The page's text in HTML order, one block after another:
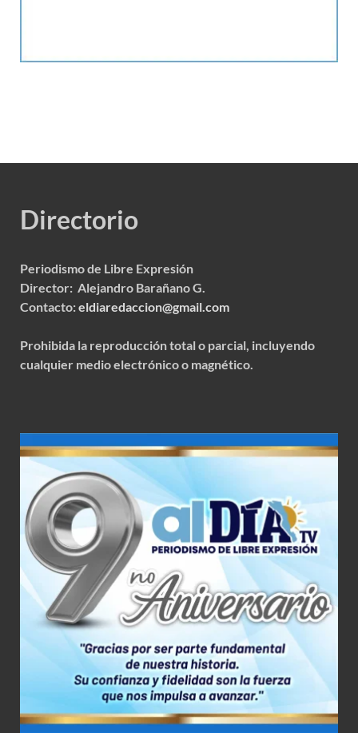
Directorio
Periodismo de Libre Expresión
Director: Alejandro Barañano G.
Contacto:eldiaredaccion@gmail.com
Prohibida la reproducción total o parcial, incluyendo
cualquier medio electrónico o magnético.